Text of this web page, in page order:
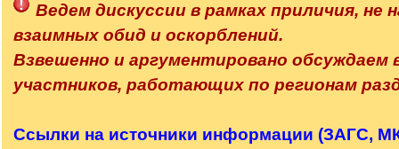
Ведем дискуссии в рамках приличия, не
взаимных обид и оскорблений.
Взвешенно и аргументировано
участников, работающих по регионам
Ссылки на источники информации (ЗАГС,